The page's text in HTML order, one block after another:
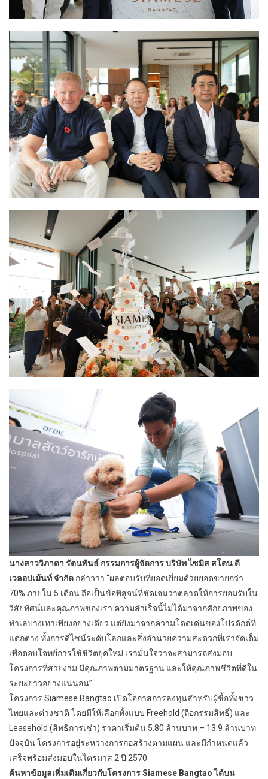
นางสาววิภาดา รัตนพันธ์ กรรมการผู้จัดการ บริษัท ไซมิส สโตน ดี
เวลอปเม้นท์ จำกัด กล่าวว่า “ผลตอบรับที่ยอดเยี่ยมด้วยยอดขายกว่า
70% ภายใน 5 เดือน ถือเป็นข้อพิสูจน์ที่ชัดเจนว่าตลาดให้การยอมรับใน
วิสัยทัศน์และคุณภาพของเรา ความสำเร็จนี้ไม่ได้มาจากศักยภาพของ
ทำเลบางเทาเพียงอย่างเดียว แต่ยังมาจากความโดดเด่นของโปรดักต์ที่
แตกต่าง ทั้งการดีไซน์ระดับโลกและสิ่งอำนวยความสะดวกที่เราจัดเต็ม
เพื่อตอบโจทย์การใช้ชีวิตยุคใหม่ เรามั่นใจว่าจะสามารถส่งมอบ
โครงการที่สวยงาม มีคุณภาพตามมาตรฐาน และให้คุณภาพชีวิตที่ดีใน
ระยะยาวอย่างแน่นอน”
โครงการ Siamese Bangtao เปิดโอกาสการลงทุนสำหรับผู้ซื้อทั้งชาว
ไทยและต่างชาติ โดยมีให้เลือกทั้งแบบ Freehold (ถือกรรมสิทธิ์) และ
Leasehold (สิทธิการเช่า) ราคาเริ่มต้น 5.80 ล้านบาท – 13.9 ล้านบาท
ปัจจุบัน โครงการอยู่ระหว่างการก่อสร้างตามแผน และมีกำหนดแล้ว
เสร็จพร้อมส่งมอบในไตรมาส 2 ปี 2570
ค้นหาข้อมูลเพิ่มเติมเกี่ยวกับโครงการ Siamese Bangtao ได้บน